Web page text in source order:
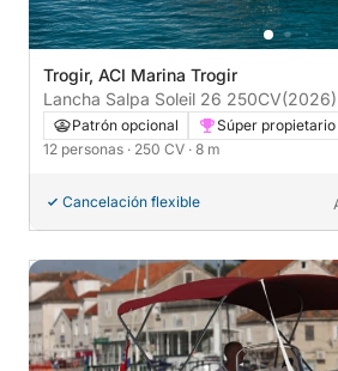
Trogir, ACI Marina Trogir
Lancha Salpa Soleil 26 250CV(2026)
Patrón opcional Súper propietario
12 personas · 250 CV · 8 m
Cancelación flexible